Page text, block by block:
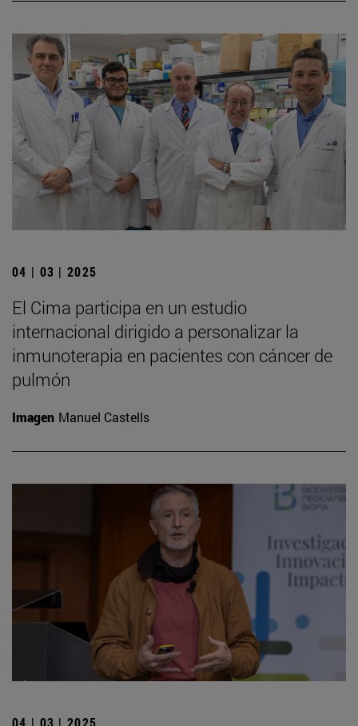
04 | 03 | 2025
El Cima participa en un estudio
internacional dirigido a personalizar la
inmunoterapia en pacientes con cáncer de
pulmón
Imagen Manuel Castells
04 | 03 | 2025